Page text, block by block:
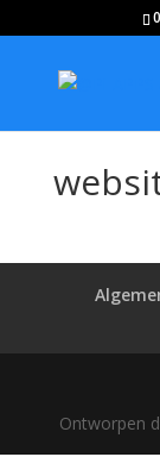
Ontworpen